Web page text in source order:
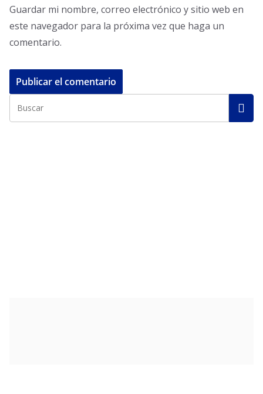
Guardar mi nombre, correo electrónico y sitio web en
este navegador para la próxima vez que haga un
comentario.